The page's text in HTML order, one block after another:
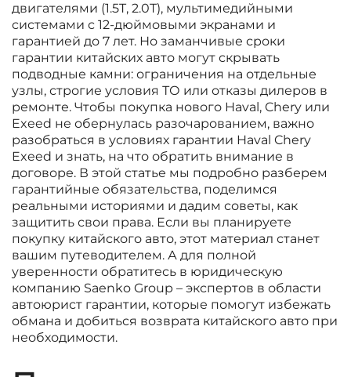
двигателями (1.5T, 2.0T), мультимедийными
системами с 12-дюймовыми экранами и
гарантией до 7 лет. Но заманчивые сроки
гарантии китайских авто могут скрывать
подводные камни: ограничения на отдельные
узлы, строгие условия ТО или отказы дилеров в
ремонте. Чтобы покупка нового Haval, Chery или
Exeed не обернулась разочарованием, важно
разобраться в условиях гарантии Haval Chery
Exeed и знать, на что обратить внимание в
договоре. В этой статье мы подробно разберем
гарантийные обязательства, поделимся
реальными историями и дадим советы, как
защитить свои права. Если вы планируете
покупку китайского авто, этот материал станет
вашим путеводителем. А для полной
уверенности обратитесь в юридическую
компанию Saenko Group – экспертов в области
автоюрист гарантии, которые помогут избежать
обмана и добиться возврата китайского авто при
необходимости.